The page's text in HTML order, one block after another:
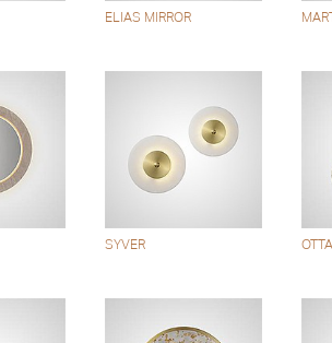
ELIAS MIRROR
SYVER